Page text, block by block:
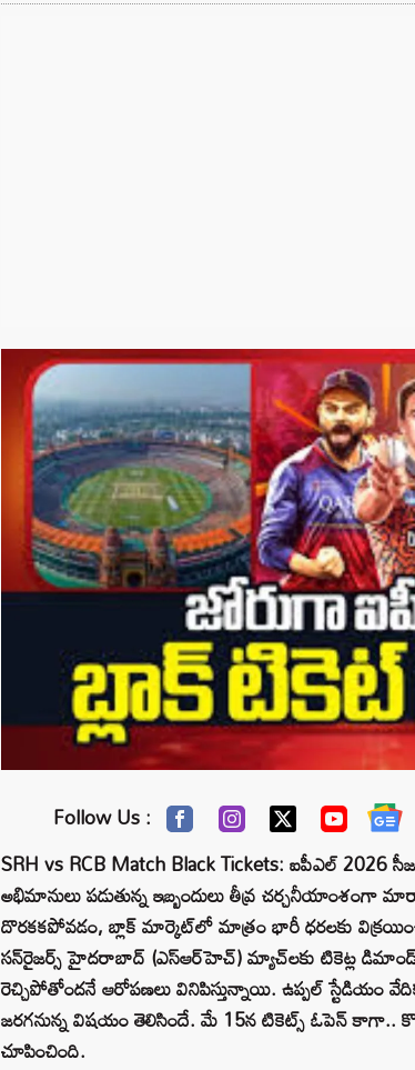
Follow Us :
SRH vs RCB Match Black Tickets: ఐపీఎల్
అభిమానులు పడుతున్న ఇబ్బందులు తీవ్ర చర్చనీయాంశంగా
దొరకకపోవడం, బ్లాక్ మార్కెట్‌లో మాత్రం భారీ ధరలకు
సన్‌రైజర్స్ హైదరాబాద్ (ఎస్‌ఆర్‌హెచ్) మ్యాచ్‌లకు టికెట్ల
రెచ్చిపోతోందనే ఆరోపణలు వినిపిస్తున్నాయి. ఉప్పల్ స్టేడియం
జరగనున్న విషయం తెలిసిందే. మే 15న టికెట్స్ ఓపెన్ కాగా..
చూపించింది.